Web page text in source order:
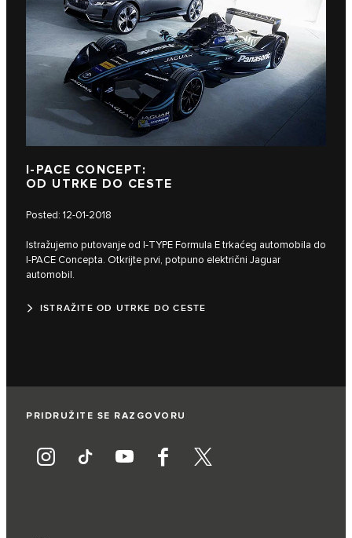
I‑PACE CONCEPT:
OD UTRKE DO CESTE
Posted: 12-01-2018
Istražujemo putovanje od I‑TYPE Formula E trkaćeg automobila do
I‑PACE Concepta. Otkrijte prvi, potpuno električni Jaguar
automobil.
ISTRAŽITE OD UTRKE DO CESTE
PRIDRUŽITE SE RAZGOVORU